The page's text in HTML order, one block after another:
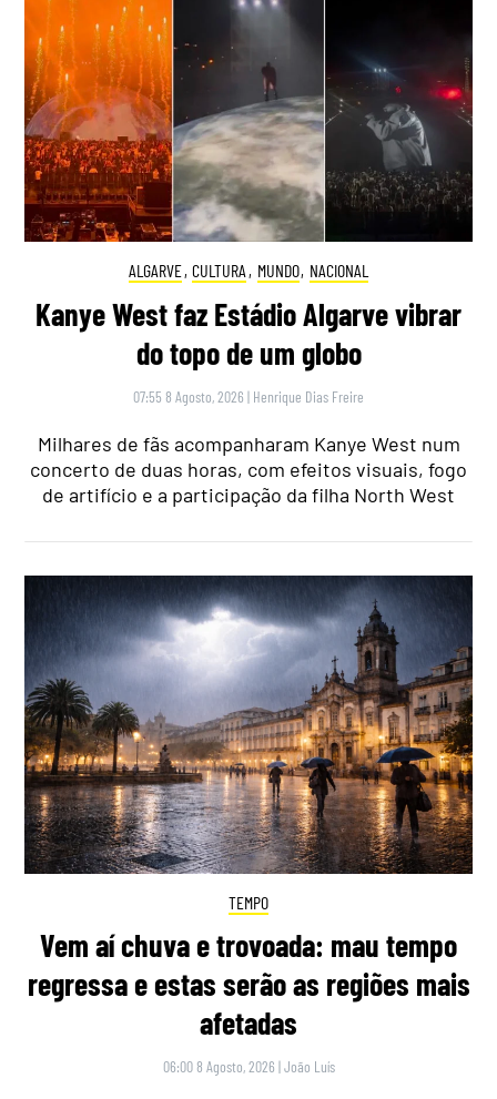
ALGARVE, CULTURA , MUNDO, NACIONAL
Kanye West faz Estádio Algarve vibrar
do topo de um globo
07:55 8 Agosto, 2026 | Henrique Dias Freire
Milhares de fãs acompanharam Kanye West num
concerto de duas horas, com efeitos visuais, fogo
de artifício e a participação da filha North West
TEMPO
Vem aí chuva e trovoada: mau tempo
regressa e estas serão as regiões mais
afetadas
06:00 8 Agosto, 2026 |João Luís